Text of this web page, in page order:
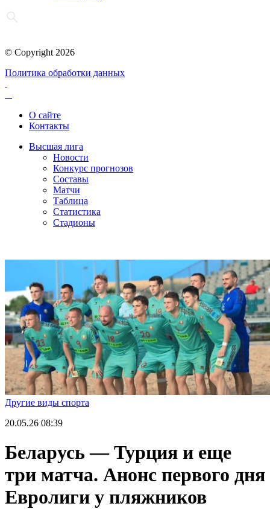
© Copyright 2026
Политика обработки данных
О сайте
Контакты
Высшая лига
Новости
Конкурс прогнозов
Составы
Матчи
Таблица
Статистика
Стадионы
Другие виды спорта
20.05.26 08:39
Беларусь — Турция и еще
три матча. Анонс первого дня
Евролиги у пляжников